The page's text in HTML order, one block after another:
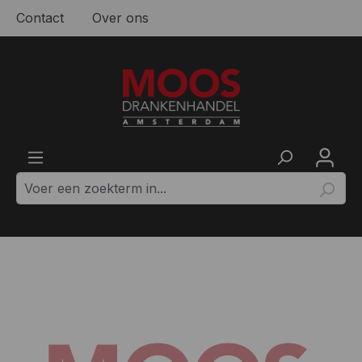
Ga naar de hoofdinhoud
Contact Over ons